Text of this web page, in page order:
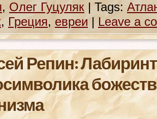
, Олег Гуцуляк | Tags:
, Греция, евреи | Leave a
Репин: